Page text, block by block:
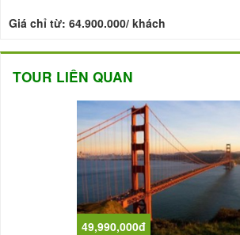
Giá chỉ từ: 64.900.000/ khách
TOUR LIÊN QUAN
49,990,000đ